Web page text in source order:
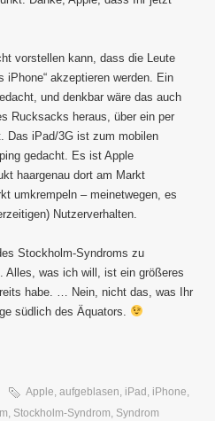
vorstellen kann, dass die Leute
iPhone“ akzeptieren werden. Ein
und denkbar wäre das auch
Rucksacks heraus, über ein per
Das iPad/3G ist zum mobilen
gedacht. Es ist Apple
haargenau dort am Markt
umkrempeln – meinetwegen, es
Nutzerverhalten.
Stockholm-Syndroms zu
Alles, was ich will, ist ein größeres
habe. … Nein, nicht das, was Ihr
südlich des Äquators.
Apple, aufgeblasen, iPad , iPhone,
, Stockholm-Syndrom, Syndrom